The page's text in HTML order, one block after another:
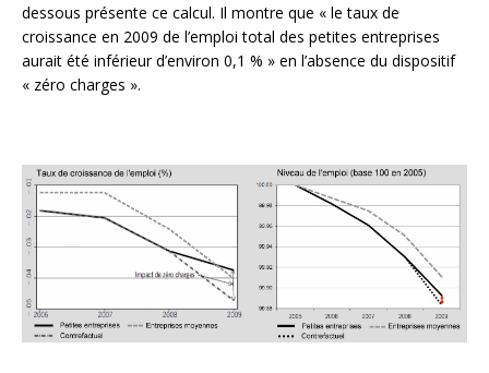
dessous présente ce calcul. Il montre que « le taux de
croissance en 2009 de l’emploi total des petites entreprises
aurait été inférieur d’environ 0,1 % » en l’absence du dispositif
« zéro charges ».